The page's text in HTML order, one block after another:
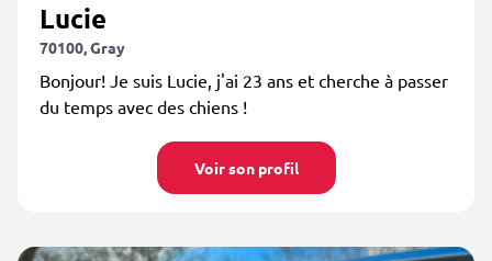
Lucie
70100, Gray
Bonjour! Je suis Lucie, j'ai 23 ans et cherche à passer
du temps avec des chiens !
Voir son profil